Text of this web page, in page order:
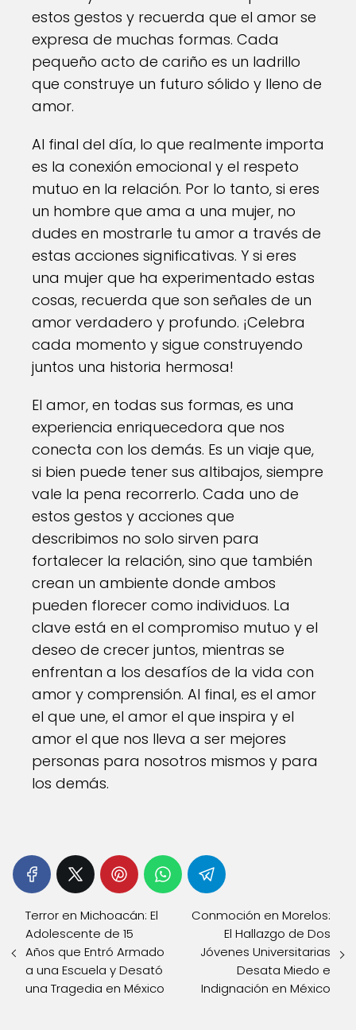
estos gestos y recuerda que el amor se
expresa de muchas formas. Cada
pequeño acto de cariño es un ladrillo
que construye un futuro sólido y lleno de
amor.
Al final del día, lo que realmente importa
es la conexión emocional y el respeto
mutuo en la relación. Por lo tanto, si eres
un hombre que ama a una mujer, no
dudes en mostrarle tu amor a través de
estas acciones significativas. Y si eres
una mujer que ha experimentado estas
cosas, recuerda que son señales de un
amor verdadero y profundo. ¡Celebra
cada momento y sigue construyendo
juntos una historia hermosa!
El amor, en todas sus formas, es una
experiencia enriquecedora que nos
conecta con los demás. Es un viaje que,
si bien puede tener sus altibajos, siempre
vale la pena recorrerlo. Cada uno de
estos gestos y acciones que
describimos no solo sirven para
fortalecer la relación, sino que también
crean un ambiente donde ambos
pueden florecer como individuos. La
clave está en el compromiso mutuo y el
deseo de crecer juntos, mientras se
enfrentan a los desafíos de la vida con
amor y comprensión. Al final, es el amor
el que une, el amor el que inspira y el
amor el que nos lleva a ser mejores
personas para nosotros mismos y para
los demás.
Terror en Michoacán: El
Adolescente de 15
Años que Entró Armado
a una Escuela y Desató
una Tragedia en México
Conmoción en Morelos:
El Hallazgo de Dos
Jóvenes Universitarias
Desata Miedo e
Indignación en México